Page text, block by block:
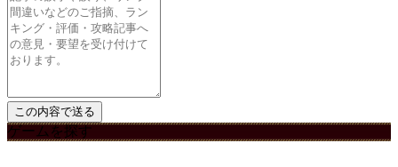
ゲームを探す